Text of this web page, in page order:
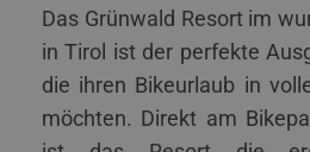
Das Grünwald Resort im
in Tirol ist der perfekte
die ihren Bikeurlaub in
möchten. Direkt am